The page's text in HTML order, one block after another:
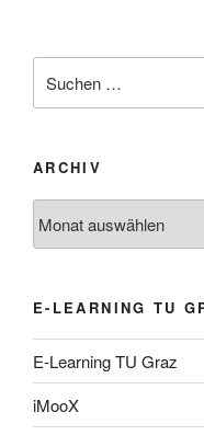
nach:
ARCHIV
E-LEARNING TU
E-Learning TU Graz
iMooX